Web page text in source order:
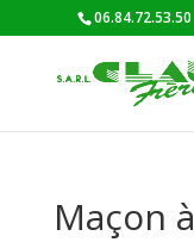
06.84.72.53.50
Maçon